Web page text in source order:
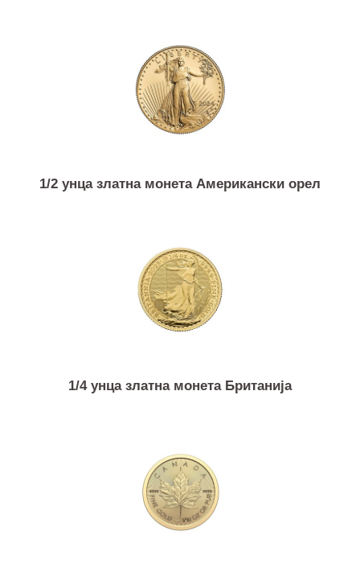
Слични продукти
1/2 унца златна монета Американски орел
1/4 унца златна монета Британија